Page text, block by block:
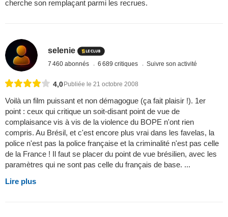
cherche son remplaçant parmi les recrues.
selenie
7 460 abonnés 6 689 critiques Suivre son activité
4,0 Publiée le 21 octobre 2008
Voilà un film puissant et non démagogue (ça fait plaisir !). 1er
point : ceux qui critique un soit-disant point de vue de
complaisance vis à vis de la violence du BOPE n'ont rien
compris. Au Brésil, et c'est encore plus vrai dans les favelas, la
police n'est pas la police française et la criminalité n'est pas celle
de la France ! Il faut se placer du point de vue brésilien, avec les
paramètres qui ne sont pas celle du français de base. ...
Lire plus